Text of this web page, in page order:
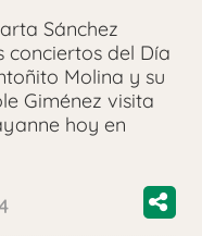
Sánchez
conciertos del Día
Molina y su
Giménez visita
hoy en